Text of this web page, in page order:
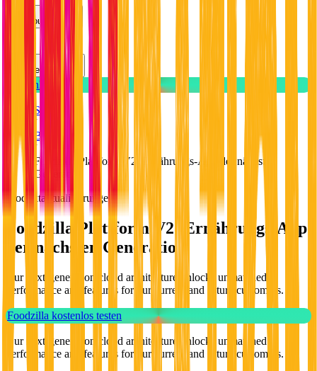
Ressourcen
Preise
Deutsch
Kostenlos testen
Startseite
Blog
Foodzilla Plattform V2: Ernährungs-App der nächsten
Generation
Produktaktualisierungen
Foodzilla Plattform V2: Ernährungs-App
der nächsten Generation
Our next-generation cloud architecture unlocks unmatched
performance and features for our current and future customers.
Foodzilla kostenlos testen
Our next-generation cloud architecture unlocks unmatched
performance and features for our current and future customers.